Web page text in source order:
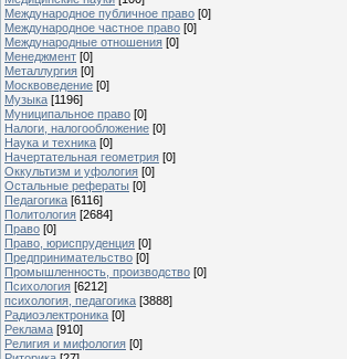
Международное публичное право [0]
Международное частное право [0]
Международные отношения [0]
Менеджмент [0]
Металлургия [0]
Москвоведение [0]
Музыка [1196]
Муниципальное право [0]
Налоги, налогообложение [0]
Наука и техника [0]
Начертательная геометрия [0]
Оккультизм и уфология [0]
Остальные рефераты [0]
Педагогика [6116]
Политология [2684]
Право [0]
Право, юриспруденция [0]
Предпринимательство [0]
Промышленность, производство [0]
Психология [6212]
психология, педагогика [3888]
Радиоэлектроника [0]
Реклама [910]
Религия и мифология [0]